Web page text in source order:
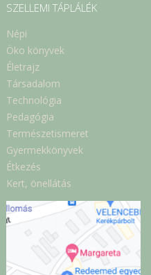
SZELLEMI TÁPLÁLÉK
Népi
Öko könyvek
Életrajz
Társadalom
Technológia
Pedagógia
Természetismeret
Gyermekkönyvek
Étkezés
Kert, önellátás